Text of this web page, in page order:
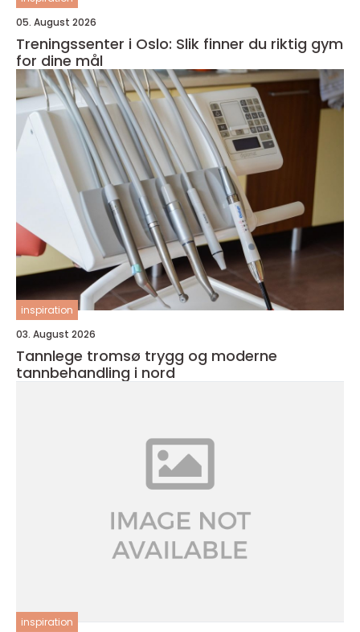
05. August 2026
Treningssenter i Oslo: Slik finner du riktig gym
for dine mål
inspiration
03. August 2026
Tannlege tromsø trygg og moderne
tannbehandling i nord
inspiration